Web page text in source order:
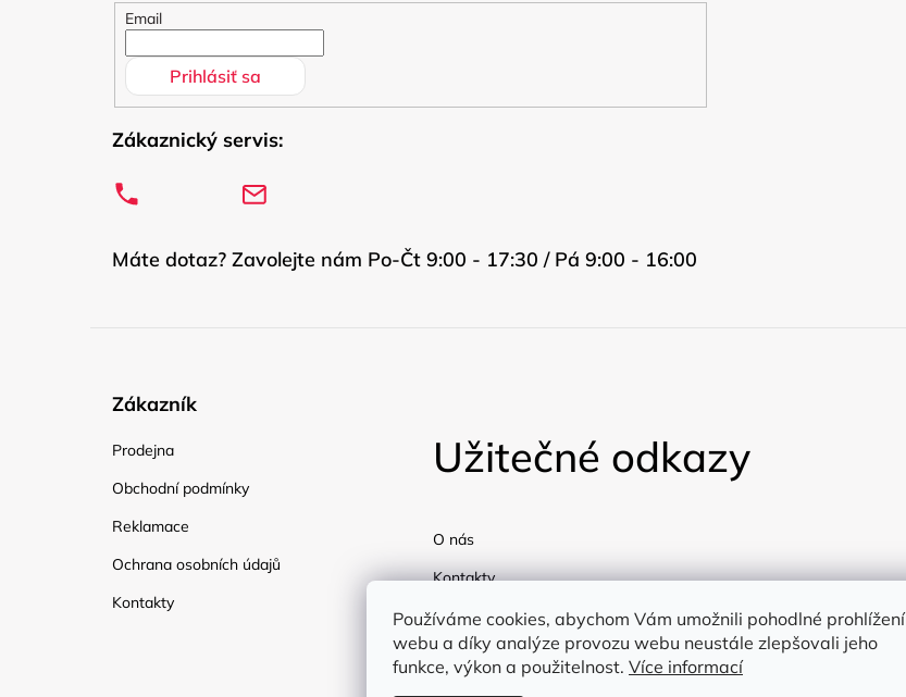
Používáme cookies, abychom Vám umožnili pohodlné prohlížení
webu a díky analýze provozu webu neustále zlepšovali jeho
funkce, výkon a použitelnost. Více informací
Email
Prihlásiť sa
Zákaznický servis:
Máte dotaz? Zavolejte nám Po-Čt 9:00 - 17:30 / Pá 9:00 - 16:00
Zákazník
Prodejna
Obchodní podmínky
Reklamace
Ochrana osobních údajů
Kontakty
Užitečné odkazy
O nás
Kontakty
Doprava
Blog